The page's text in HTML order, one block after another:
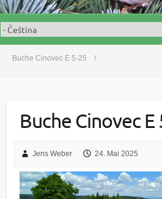
t
e
n
Buche Cinovec E 5-25
Buche Cinovec E
Jens Weber 24. Mai 2025